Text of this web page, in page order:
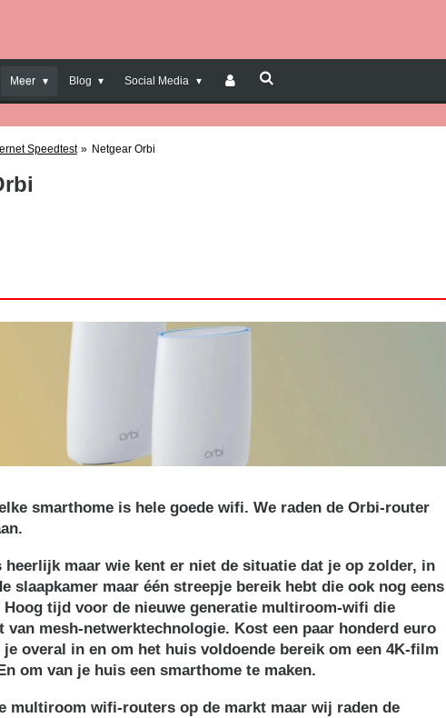
Meer Blog Social Media
Speedtest » Netgear Orbi
smarthome is hele goede wifi. We raden de Orbi-router
maar wie kent er niet de situatie dat je op zolder, in
slaapkamer maar één streepje bereik hebt die ook nog eens
tijd voor de nieuwe generatie multiroom-wifi die
van mesh-netwerktechnologie. Kost een paar honderd euro
je overal in en om het huis voldoende bereik om een ​4K-film
om van je huis een smarthome te maken.
multiroom wifi-routers op de markt maar wij raden de